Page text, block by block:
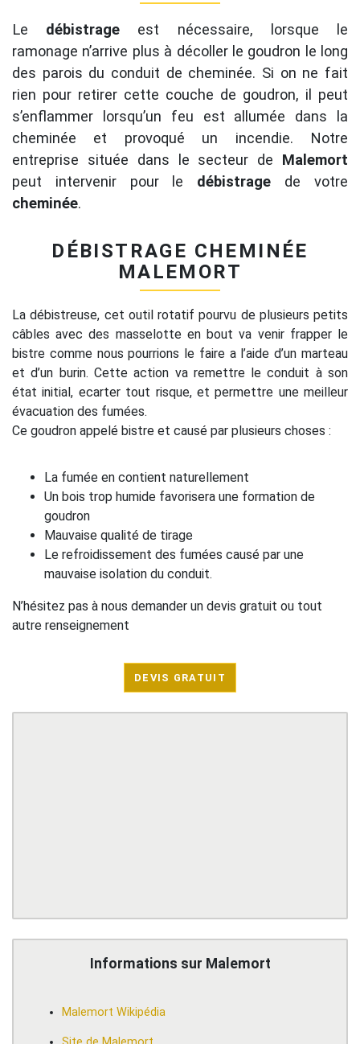
Le débistrage est nécessaire, lorsque le
ramonage n’arrive plus à décoller le goudron le long
des parois du conduit de cheminée. Si on ne fait
rien pour retirer cette couche de goudron, il peut
s’enflammer lorsqu’un feu est allumée dans la
cheminée et provoqué un incendie. Notre
entreprise située dans le secteur de Malemort
peut intervenir pour le débistrage de votre
cheminée.
DÉBISTRAGE CHEMINÉE
MALEMORT
La débistreuse, cet outil rotatif pourvu de plusieurs petits
câbles avec des masselotte en bout va venir frapper le
bistre comme nous pourrions le faire a l’aide d’un marteau
et d’un burin. Cette action va remettre le conduit à son
état initial, ecarter tout risque, et permettre une meilleur
évacuation des fumées.
Ce goudron appelé bistre et causé par plusieurs choses :
La fumée en contient naturellement
Un bois trop humide favorisera une formation de
goudron
Mauvaise qualité de tirage
Le refroidissement des fumées causé par une
mauvaise isolation du conduit.
N’hésitez pas à nous demander un devis gratuit ou tout
autre renseignement
DEVIS GRATUIT
Informations sur Malemort
Malemort Wikipédia